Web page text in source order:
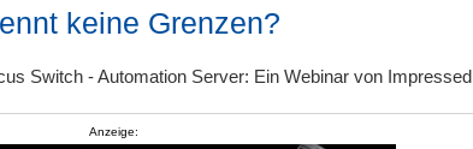
keine Grenzen?
Switch - Automation Server: Ein Webinar von Impressed
Anzeige: